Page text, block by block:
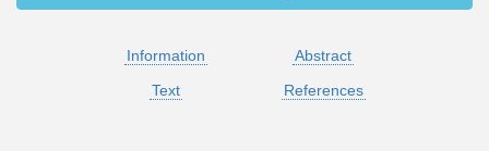
Information
Abstract
Text
References